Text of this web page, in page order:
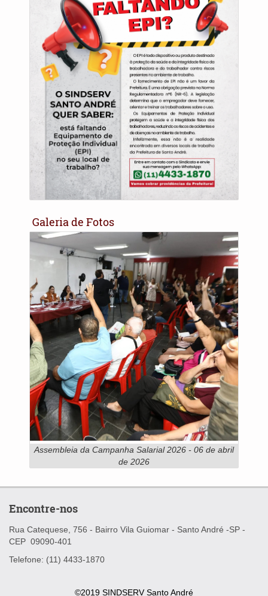
Galeria de Fotos
Assembleia da Campanha Salarial 2026 - 06 de abril
de 2026
Encontre-nos
Rua Catequese, 756 - Bairro Vila Guiomar - Santo André -SP -
CEP 09090-401
Telefone: (11) 4433-1870
©2019 SINDSERV Santo André